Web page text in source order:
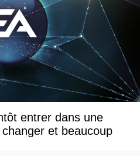
entrer dans une
et beaucoup